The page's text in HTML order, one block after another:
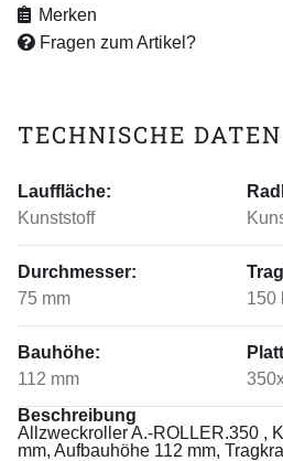
Merken
Fragen zum Artikel?
TECHNISCHE DATEN
Lauffläche:
Kunststoff
Durchmesser:
75 mm
150
Bauhöhe:
112 mm
Beschreibung
Allzweckroller A.-ROLLER.350 ,
mm, Aufbauhöhe 112 mm,